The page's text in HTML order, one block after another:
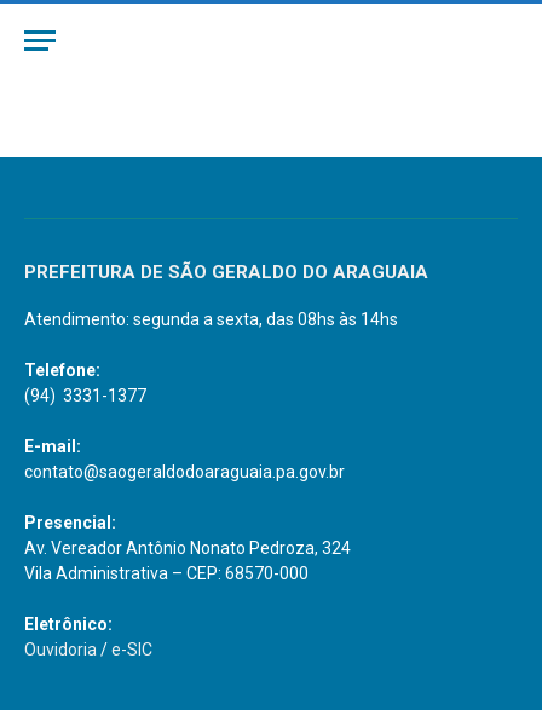
PREFEITURA DE SÃO GERALDO DO ARAGUAIA
Atendimento: segunda a sexta, das 08hs às 14hs
Telefone:
(94) 3331-1377
E-mail:
contato@saogeraldodoaraguaia.pa.gov.br
Presencial:
Av. Vereador Antônio Nonato Pedroza, 324
Vila Administrativa – CEP: 68570-000
Eletrônico:
Ouvidoria /e-SIC